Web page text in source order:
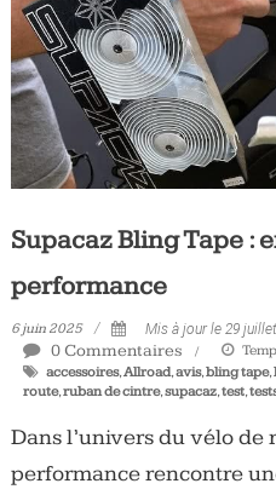
Tous
les
jours,
votre
actualité
vélo
et
triathlon
Supacaz Bling Tape :
performance
6 juin 2025 Mis à jour le 29
0 Commentaires
accessoires,Allroad,avis,bling tape,
route,ruban de cintre,supacaz,test,
Dans l’univers du vélo de
performance rencontre